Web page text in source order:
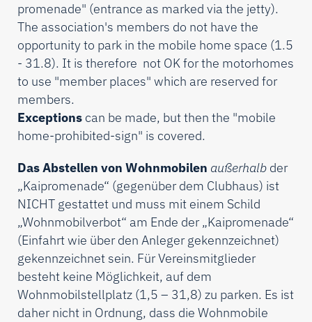
promenade" (entrance as marked via the jetty).
The association's members do not have the
opportunity to park in the mobile home space (1.5
- 31.8). It is therefore not OK for the motorhomes
to use "member places" which are reserved for
members.
Exceptions can be made, but then the "mobile
home-prohibited-sign" is covered.
Das Abstellen von Wohnmobilen außerhalb der
„Kaipromenade“ (gegenüber dem Clubhaus) ist
NICHT gestattet und muss mit einem Schild
„Wohnmobilverbot“ am Ende der „Kaipromenade“
(Einfahrt wie über den Anleger gekennzeichnet)
gekennzeichnet sein. Für Vereinsmitglieder
besteht keine Möglichkeit, auf dem
Wohnmobilstellplatz (1,5 – 31,8) zu parken. Es ist
daher nicht in Ordnung, dass die Wohnmobile